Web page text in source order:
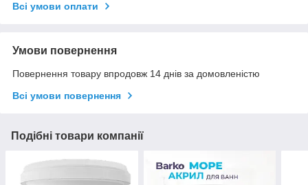
Всі умови оплати
Умови повернення
Повернення товару впродовж 14 днів за домовленістю
Всі умови повернення
Подібні товари компанії